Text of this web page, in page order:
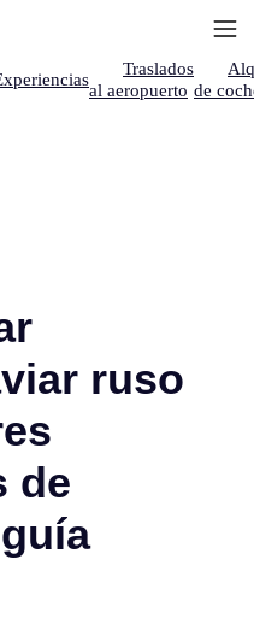
Traslados
al aeropuerto de
ruso
de